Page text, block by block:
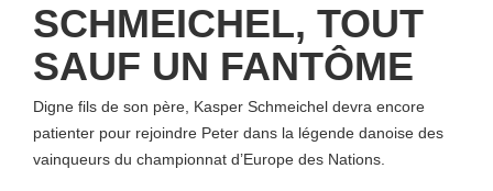
SCHMEICHEL, TOUT
SAUF UN FANTÔME
Digne fils de son père, Kasper Schmeichel devra encore
patienter pour rejoindre Peter dans la légende danoise des
vainqueurs du championnat d’Europe des Nations.